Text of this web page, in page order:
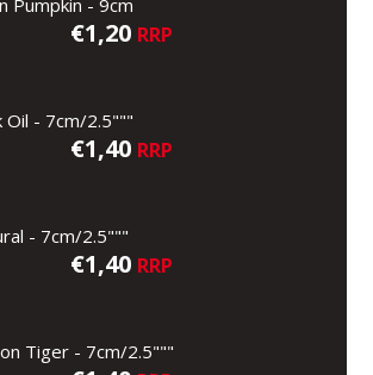
Pumpkin - 9cm
€1,20 RRP
Oil - 7cm/2.5"""
€1,40 RRP
- 7cm/2.5"""
€1,40 RRP
Tiger - 7cm/2.5"""